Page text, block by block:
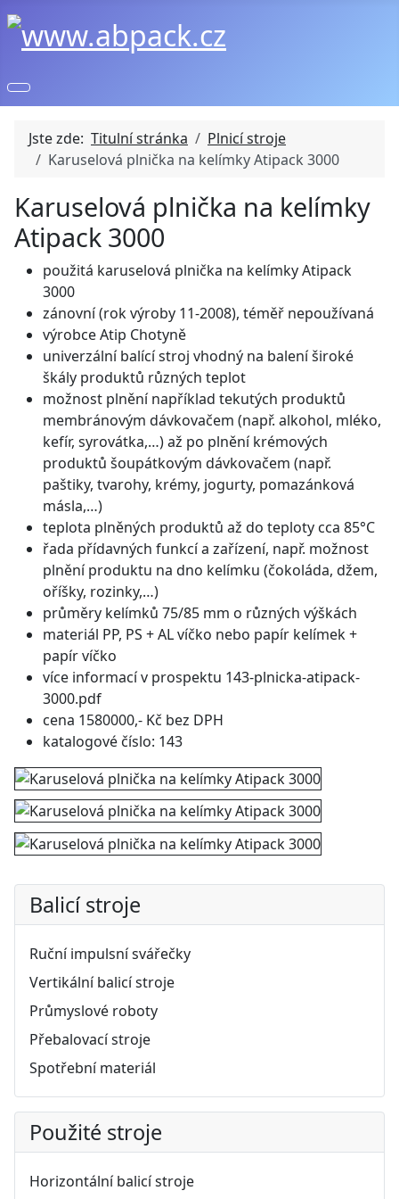
Balicí stroje
Ruční impulsní svářečky
Vertikální balicí stroje
Průmyslové roboty
Přebalovací stroje
Spotřební materiál
Použité stroje
Horizontální balicí stroje
Jste zde: Titulní stránka
Plnicí stroje
Karuselová plnička na kelímky Atipack 3000
Karuselová plnička na kelímky
Atipack 3000
použitá karuselová plnička na kelímky Atipack
3000
zánovní (rok výroby 11-2008), téměř nepoužívaná
výrobce Atip Chotyně
univerzální balící stroj vhodný na balení široké
škály produktů různých teplot
možnost plnění například tekutých produktů
membránovým dávkovačem (např. alkohol, mléko,
kefír, syrovátka,…) až po plnění krémových
produktů šoupátkovým dávkovačem (např.
paštiky, tvarohy, krémy, jogurty, pomazánková
másla,…)
teplota plněných produktů až do teploty cca 85°C
řada přídavných funkcí a zařízení, např. možnost
plnění produktu na dno kelímku (čokoláda, džem,
oříšky, rozinky,…)
průměry kelímků 75/85 mm o různých výškách
materiál PP, PS + AL víčko nebo papír kelímek +
papír víčko
více informací v prospektu 143-plnicka-atipack-
3000.pdf
cena 1580000,- Kč bez DPH
katalogové číslo: 143